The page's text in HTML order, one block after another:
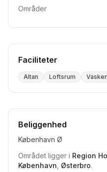
Områder
Faciliteter
Altan Loftsrum
Beliggenhed
København Ø
Området ligger i Region
København Østerbro.